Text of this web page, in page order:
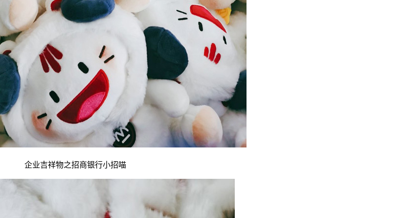
企业吉祥物之招商银行小招喵